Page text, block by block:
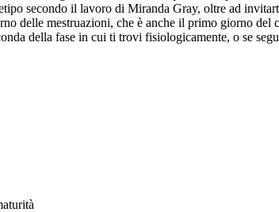
secondo il lavoro di Miranda Gray, oltre ad
delle mestruazioni, che è anche il primo giorno
della fase in cui ti trovi fisiologicamente, o se